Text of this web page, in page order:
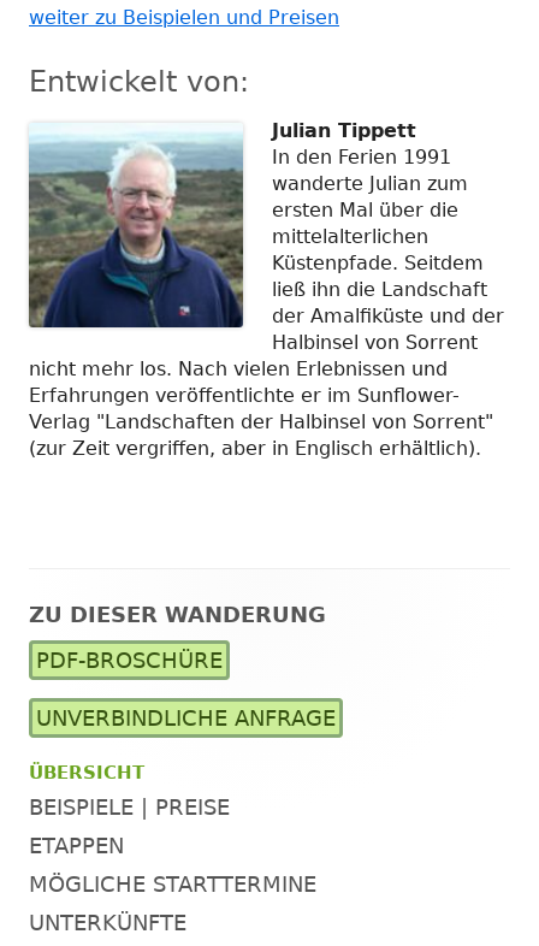
weiter zu Beispielen und Preisen
Entwickelt von:
Julian Tippett
In den Ferien 1991
wanderte Julian zum
ersten Mal über die
mittelalterlichen
Küstenpfade. Seitdem
ließ ihn die Landschaft
der Amalfiküste und der
Halbinsel von Sorrent
nicht mehr los. Nach vielen Erlebnissen und
Erfahrungen veröffentlichte er im Sunflower-
Verlag "Landschaften der Halbinsel von Sorrent"
(zur Zeit vergriffen, aber in Englisch erhältlich).
Haupt-
Seitenleiste
ZU DIESER WANDERUNG
PDF-BROSCHÜRE
UNVERBINDLICHE ANFRAGE
ÜBERSICHT
BEISPIELE | PREISE
ETAPPEN
MÖGLICHE STARTTERMINE
UNTERKÜNFTE